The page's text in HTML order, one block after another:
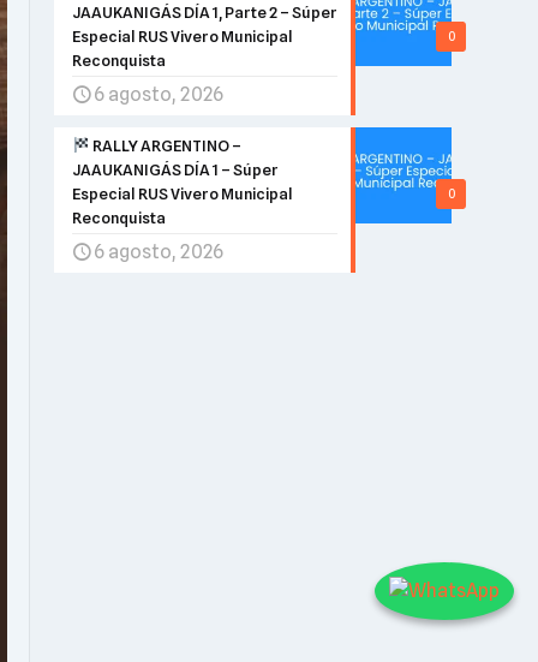
0
JAAUKANIGÁS DÍA 1, Parte 2 – Súper
Especial RUS Vivero Municipal
Reconquista
6 agosto, 2026
0
RALLY ARGENTINO –
JAAUKANIGÁS DÍA 1 – Súper
Especial RUS Vivero Municipal
Reconquista
6 agosto, 2026